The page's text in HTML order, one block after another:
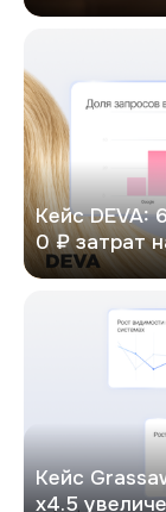
Кейс DEVA:
0 ₽ затрат
Кейс
х4.5